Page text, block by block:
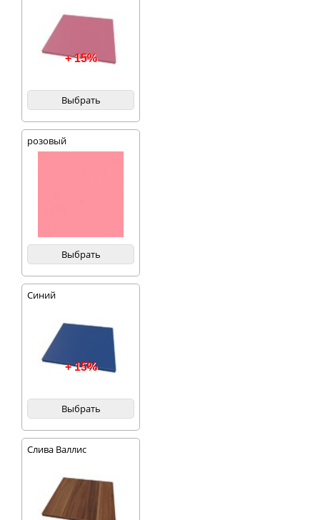
+ 15%
Выбрать
розовый
Выбрать
Синий
+ 15%
Выбрать
Слива Валлис